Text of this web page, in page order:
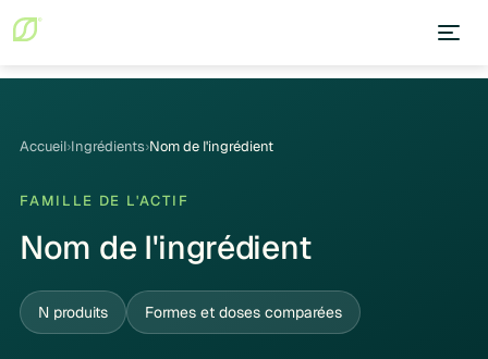
Accueil›Ingrédients›Nom de l'ingrédient
FAMILLE DE L'ACTIF
Nom de l'ingrédient
N produits Formes et doses comparées